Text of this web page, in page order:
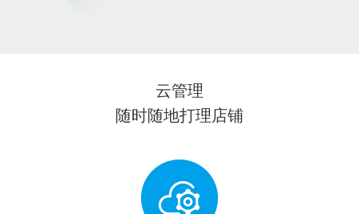
云管理
随时随地打理店铺